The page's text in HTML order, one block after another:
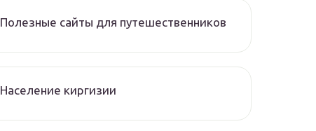
Полезные сайты для путешественников
Население киргизии